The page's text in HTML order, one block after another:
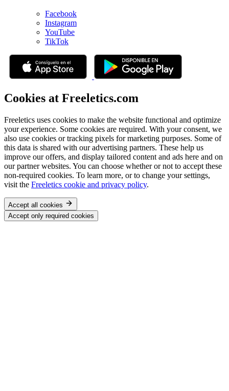
Facebook
Instagram
YouTube
TikTok
Cookies at Freeletics.com
Freeletics uses cookies to make the website functional and optimize
your experience. Some cookies are required. With your consent, we
also use cookies or tracking pixels for marketing purposes. Some of
this data is shared with our advertising partners. These help us
improve our offers, and display tailored content and ads here and on
our partner websites. You can choose whether or not to accept these
non-required cookies. To learn more, or to change your settings,
visit the Freeletics cookie and privacy policy.
Accept all cookies
Accept only required cookies